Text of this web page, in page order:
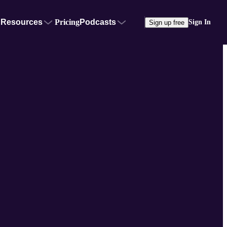
Resources PricingPodcasts Sign up free Sign In